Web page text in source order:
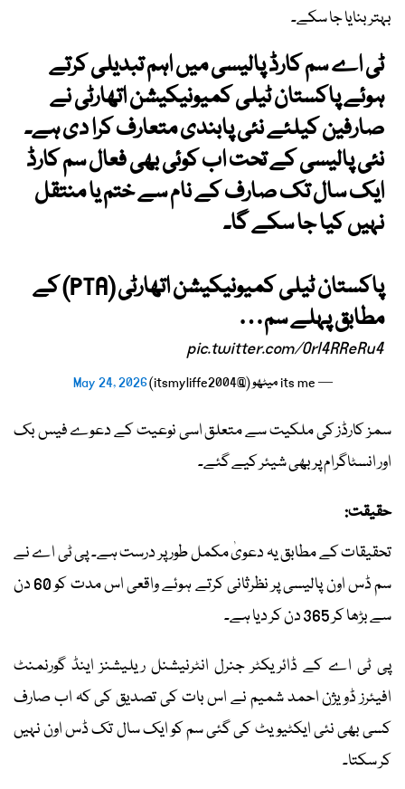
بہتر بنایا جا سکے۔
ٹی اے سم کارڈ پالیسی میں اہم تبدیلی کرتے
ہوئے پاکستان ٹیلی کمیونیکیشن اتھارٹی نے
صارفین کیلئے نئی پابندی متعارف کرا دی ہے۔
نئی پالیسی کے تحت اب کوئی بھی فعال سم کارڈ
ایک سال تک صارف کے نام سے ختم یا منتقل
نہیں کیا جا سکے گا۔
پاکستان ٹیلی کمیونیکیشن اتھارٹی (PTA) کے
مطابق پہلے سم…
pic.twitter.com/Orl4RReRu4
— its me میٹھو (@itsmyliffe2004) May 24, 2026
سمز کارڈز کی ملکیت سے متعلق اسی نوعیت کے دعوے فیس بک
اور انسٹاگرام پر بھی شیئر کیے گئے۔
حقیقت:
تحقیقات کے مطابق یہ دعویٰ مکمل طور پر درست ہے۔ پی ٹی اے نے
سم ڈس اون پالیسی پر نظرثانی کرتے ہوئے واقعی اس مدت کو 60 دن
سے بڑھا کر 365 دن کر دیا ہے۔
پی ٹی اے کے ڈائریکٹر جنرل انٹرنیشنل ریلیشنز اینڈ گورنمنٹ
افیئرز ڈویژن احمد شمیم نے اس بات کی تصدیق کی کہ اب صارف
کسی بھی نئی ایکٹیویٹ کی گئی سم کو ایک سال تک ڈس اون نہیں
کر سکتا۔